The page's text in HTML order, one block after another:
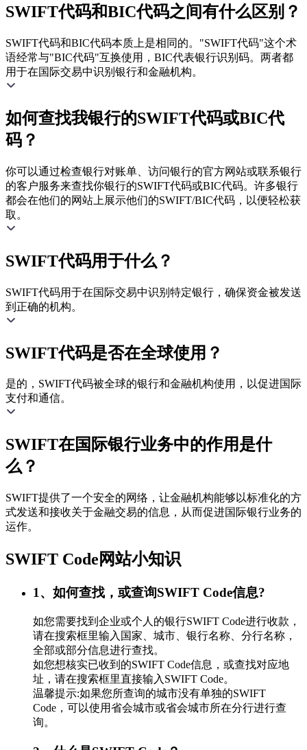
SWIFT代码和BIC代码之间有什么区别？
SWIFT代码和BIC代码本质上是相同的。"SWIFT代码"这个术
语经常与"BIC代码"互换使用，BIC代表银行识别码。两者都
用于在国际交易中识别银行和金融机构。
如何查找我银行的SWIFT代码或BIC代
码？
你可以通过检查银行对账单、访问银行的官方网站或联系银行
的客户服务来查找你银行的SWIFT代码或BIC代码。许多银行
都会在他们的网站上展示他们的SWIFT/BIC代码，以便轻松获
取。
SWIFT代码用于什么？
SWIFT代码用于在国际交易中识别特定银行，确保资金被发送
到正确的机构。
SWIFT代码是否在全球使用？
是的，SWIFT代码被全球的银行和金融机构使用，以促进国际
支付和通信。
SWIFT在国际银行业务中的作用是什
么？
SWIFT提供了一个安全的网络，让金融机构能够以标准化的方
式发送和接收关于金融交易的信息，从而促进国际银行业务的
运作。
SWIFT Code网站小知识
1、如何查找，或查询SWIFT Code信息?
如您需要找到企业或个人的银行SWIFT Code进行收款，
请在搜索框里输入国家、城市、银行名称、分行名称，
全部或部分信息进行查找。
如您想核实已收到的SWIFT Code信息，或查找对应地
址，请在搜索框里直接输入SWIFT Code。
温馨提示:如果您所查询的城市没有单独的SWIFT
Code，可以使用省会城市或省会城市所在分行进行查
询。